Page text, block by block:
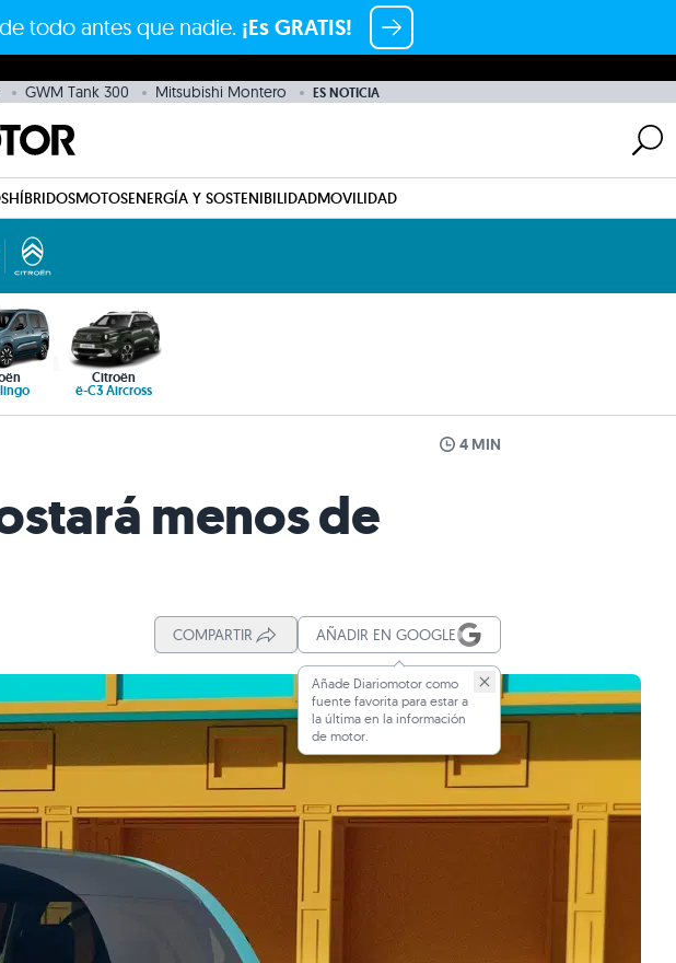
todo antes que nadie. ¡Es GRATIS!
GWM Tank 300 Mitsubishi Montero ES NOTICIA
HÍBRIDOSMOTOSENERGÍA Y SOSTENIBILIDADMOVILIDAD
Citroën
ë-C3 Aircross
4 MIN
menos de
COMPARTIR AÑADIR EN GOOGLE
Añade Diariomotor como
fuente favorita para estar a
la última en la información
de motor.